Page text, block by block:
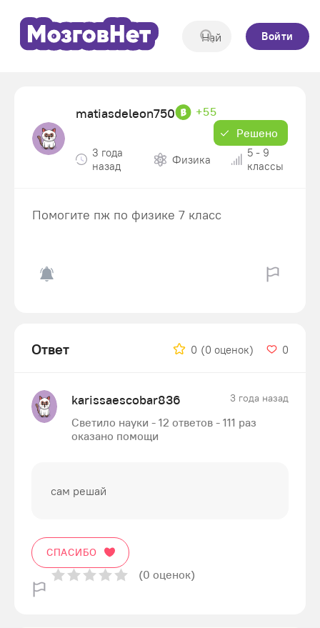
Войти
matiasdeleon750
+55
Решено
3 года
назад
Физика
5 - 9
классы
Помогите пж по физике 7 класс
Ответ 0 (0 оценок) 0
karissaescobar836 3 года назад
Светило науки - 12 ответов - 111 раз
оказано помощи
сам решай
СПАСИБО
(0 оценок)